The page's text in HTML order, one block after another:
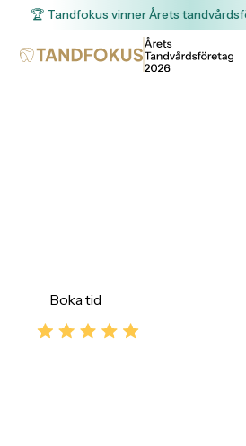
🏆 Tandfokus vinner Årets
Boka tid